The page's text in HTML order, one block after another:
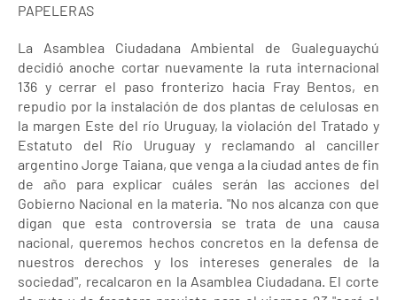
PAPELERAS
La Asamblea Ciudadana Ambiental de Gualeguaychú
decidió anoche cortar nuevamente la ruta internacional
136 y cerrar el paso fronterizo hacia Fray Bentos, en
repudio por la instalación de dos plantas de celulosas en
la margen Este del río Uruguay, la violación del Tratado y
Estatuto del Río Uruguay y reclamando al canciller
argentino Jorge Taiana, que venga a la ciudad antes de fin
de año para explicar cuáles serán las acciones del
Gobierno Nacional en la materia. "No nos alcanza con que
digan que esta controversia se trata de una causa
nacional, queremos hechos concretos en la defensa de
nuestros derechos y los intereses generales de la
sociedad", recalcaron en la Asamblea Ciudadana. El corte